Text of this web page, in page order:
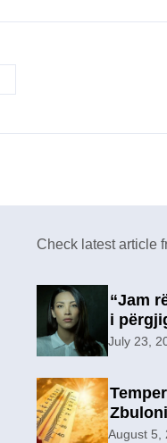
Check latest article
“Jam
i
pas
July 23,
sot
August 5,